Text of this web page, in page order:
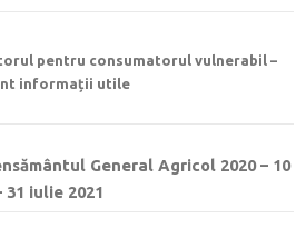
pentru consumatorul vulnerabil –
informații utile
General Agricol 2020 – 10
31 iulie 2021